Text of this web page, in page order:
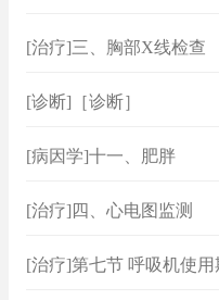
[治疗]三、胸部X线检查
[诊断]［诊断］
[病因学]十一、肥胖
[治疗]四、心电图监测
[治疗]第七节 呼吸机使